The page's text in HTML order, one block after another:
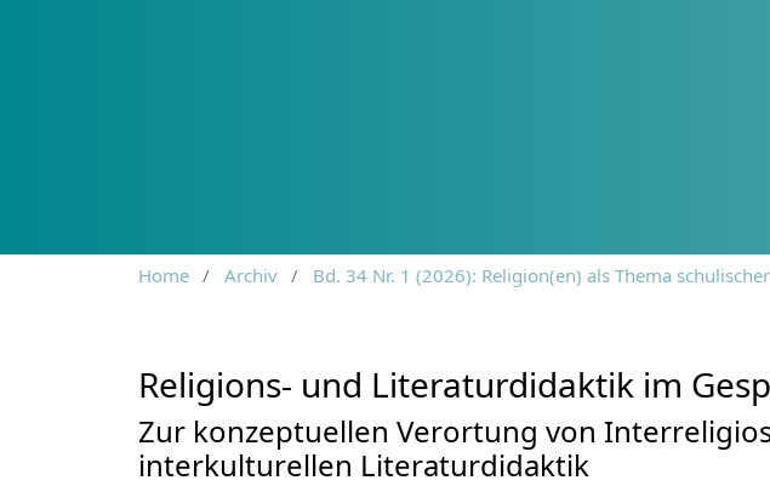
Home / Archiv / Bd. 34 Nr. 1 (2026): Religion(en) als Thema
Religions- und Literaturdidaktik im
Zur konzeptuellen Verortung von
interkulturellen Literaturdidaktik